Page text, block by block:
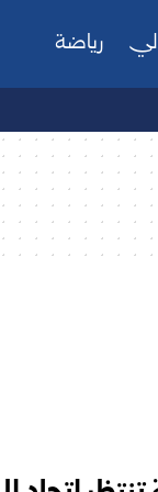
رياضة